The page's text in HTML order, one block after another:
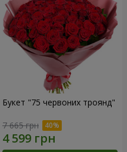
Букет "75 червоних троянд"
7 665 грн